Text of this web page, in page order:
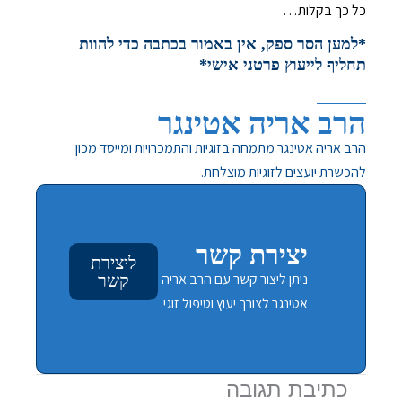
כל כך בקלות…
*למען הסר ספק, אין באמור בכתבה כדי להוות
תחליף לייעוץ פרטני אישי*
הרב אריה אטינגר
הרב אריה אטינגר מתמחה בזוגיות והתמכרויות ומייסד מכון
להכשרת יועצים לזוגיות מוצלחת.
יצירת קשר
ניתן ליצור קשר עם הרב אריה
אטינגר לצורך יעוץ וטיפול זוגי.
ליצירת
קשר
כתיבת תגובה